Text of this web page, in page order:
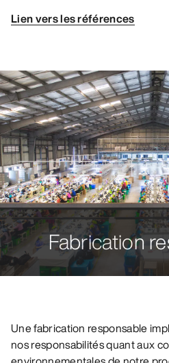
Lien vers les références
Fabrication
Une fabrication responsable
nos responsabilités quant aux